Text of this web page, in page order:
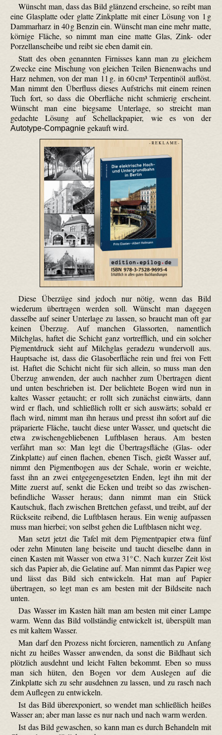
Wünscht man, dass das Bild glänzend erscheine, so reibt man
eine Glasplatte oder glatte Zinkplatte mit einer Lösung von 1 g
Dammar­harz in 40 g Benzin ein. Wünscht man eine mehr matte,
körnige Fläche, so nimmt man eine matte Glas, Zink- oder
Porzellanscheibe und reibt sie eben damit ein.
Statt des oben genannten Firnis­ses kann man zu gleichem
Zwecke eine Mischung von gleichen Teilen Bienenwachs und
Harz nehmen, von der man 11 g. in 60 cm³ Terpentinöl auflöst.
Man nimmt den Überfluss dieses Aufstrichs mit einem reinen
Tuch fort, so dass die Oberfläche nicht schmierig erscheint.
Wünscht man eine biegsame Unterlage, so streicht man
gedachte Lösung auf Schellackpapier, wie es von der
Autotype-Compagnie gekauft wird.
- R E K L A M E -
Diese Überzüge sind jedoch nur nötig, wenn das Bild
wiederum übertragen werden soll. Wünscht man dagegen
dasselbe auf seiner Unterlage zu lassen, so braucht man oft gar
keinen Überzug. Auf manchen Glassorten, namentlich
Milchglas, haftet die Schicht ganz vortrefflich, und ein solcher
Pigment­druck sieht auf Milchglas geradezu wundervoll aus.
Hauptsache ist, dass die Glasoberfläche rein und frei von Fett
ist. Haftet die Schicht nicht für sich allein, so muss man den
Überzug anwenden, der auch nachher zum Übertragen dient
und unten beschrieben ist. Der belichtete Bogen wird nun in
kaltes Wasser getaucht; er rollt sich zunächst einwärts, dann
wird er flach, und schließlich rollt er sich auswärts; sobald er
flach wird, nimmt man ihn heraus und presst ihn sofort auf die
präparierte Fläche, taucht diese unter Wasser, und quetscht die
etwa zwischen­gebliebenen Luftblasen heraus. Am besten
verfährt man so: Man legt die Übertrags­fläche (Glas- oder
Zinkplatte) auf einen flachen, ebenen Tisch, gießt Wasser auf,
nimmt den Pigment­bogen aus der Schale, worin er weichte,
fasst ihn an zwei entgegengesetzten Enden, legt ihn mit der
Mitte zuerst auf, senkt die Ecken und treibt so das zwischen­
befindliche Wasser heraus; dann nimmt man ein Stück
Kautschuk, flach zwischen Brettchen gefasst, und treibt, auf der
Rückseite reibend, die Luftblasen heraus. Ein wenig aufpassen
muss man hierbei; von selbst gehen die Luftblasen nicht weg.
Man setzt jetzt die Tafel mit dem Pigmentpapier etwa fünf
oder zehn Minuten lang beiseite und taucht dieselbe dann in
einen Kasten mit Wasser von etwa 31° C. Nach kurzer Zeit löst
sich das Papier ab, die Gelatine auf. Man nimmt das Papier weg
und lässt das Bild sich entwickeln. Hat man auf Papier
übertragen, so legt man es am besten mit der Bildseite nach
unten.
Das Wasser im Kasten hält man am besten mit einer Lampe
warm. Wenn das Bild vollständig entwickelt ist, überspült man
es mit kaltem Wasser.
Man darf den Prozess nicht forcieren, namentlich zu Anfang
nicht zu heißes Wasser anwenden, da sonst die Bildhaut sich
plötzlich ausdehnt und leicht Falten bekommt. Eben so muss
man sich hüten, den Bogen vor dem Auslegen auf die
Zinkplatte sich zu sehr ausdehnen zu lassen, und zu rasch nach
dem Auflegen zu entwickeln.
Ist das Bild über­exponiert, so wendet man schließlich heißes
Wasser an; aber man lasse es nur nach und nach warm werden.
Ist das Bild gewaschen, so kann man es durch Behandeln mit